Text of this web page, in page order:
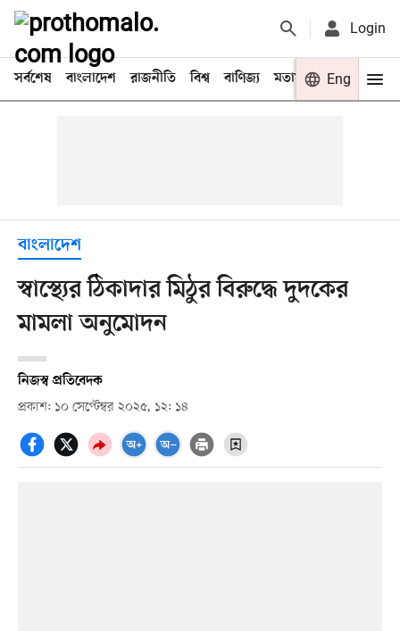
Login
সর্বশেষ বাংলাদেশ রাজনীতি বিশ্ব বাণিজ্য মতামত খেলা
Eng
বাংলাদেশ
স্বাস্থ্যের ঠিকাদার মিঠুর বিরুদ্ধে দুদকের
মামলা অনুমোদন
নিজস্ব প্রতিবেদক
প্রকাশ: ১০ সেপ্টেম্বর ২০২৫, ১২: ১৪